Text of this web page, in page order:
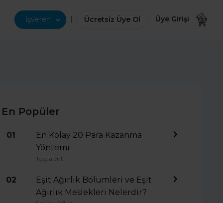
İşveren | Ücretsiz Üye Ol Üye Girişi
En Popüler
01
En Kolay 20 Para Kazanma
Yöntemi
Toptalent
02
Eşit Ağırlık Bölümleri ve Eşit
Ağırlık Meslekleri Nelerdir?